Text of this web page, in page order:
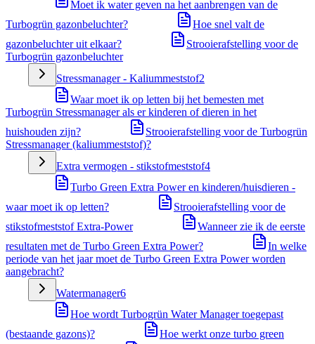
Moet ik water geven na het aanbrengen van de
Turbogrün gazonbeluchter?
Hoe snel valt de
gazonbeluchter uit elkaar?
Strooierafstelling voor de
Turbogrün gazonbeluchter
Stressmanager - Kaliummeststof2
Waar moet ik op letten bij het bemesten met
Turbogrün Stressmanager als er kinderen of dieren in het
huishouden zijn?
Strooierafstelling voor de Turbogrün
Stressmanager (kaliummeststof)?
Extra vermogen - stikstofmeststof4
Turbo Green Extra Power en kinderen/huisdieren -
waar moet ik op letten?
Strooierafstelling voor de
stikstofmeststof Extra-Power
Wanneer zie ik de eerste
resultaten met de Turbo Green Extra Power?
In welke
periode van het jaar moet de Turbo Green Extra Power worden
aangebracht?
Watermanager6
Hoe wordt Turbogrün Water Manager toegepast
(bestaande gazons)?
Hoe werkt onze turbo green